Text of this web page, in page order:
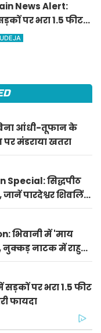
News Alert:
पर भरा 1.5 फीट
ग्वार की फसल को
आंधी-तूफान के
पर मंडराया खतरा
Special: सिद्धपीठ
पारदेश्वर शिवलिंग
भिवानी में 'माय
नुक्कड़ नाटक में राहुल
पर भरा 1.5 फीट
फायदा